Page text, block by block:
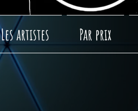
Les artistes Par prix